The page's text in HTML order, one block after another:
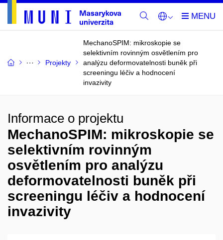
Projekty
MechanoSPIM: mikroskopie se
selektivním rovinným osvětlením pro
analýzu deformovatelnosti buněk při
screeningu léčiv a hodnocení
invazivity
Informace o projektu
MechanoSPIM: mikroskopie se
selektivním rovinným
osvětlením pro analýzu
deformovatelnosti buněk při
screeningu léčiv a hodnocení
invazivity